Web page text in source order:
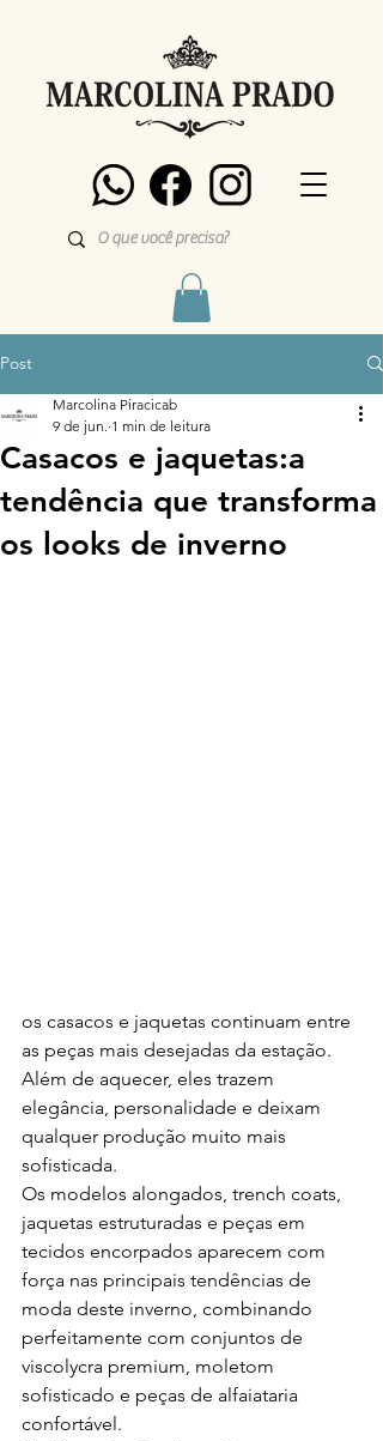
Post
Casacos e jaquetas:a
tendência que transforma
os looks de inverno
Marcolina Piracicab
9 de jun. 1 min de leitura
os casacos e jaquetas continuam entre
as peças mais desejadas da estação.
Além de aquecer, eles trazem
elegância, personalidade e deixam
qualquer produção muito mais
sofisticada.
Os modelos alongados, trench coats,
jaquetas estruturadas e peças em
tecidos encorpados aparecem com
força nas principais tendências de
moda deste inverno, combinando
perfeitamente com conjuntos de
viscolycra premium, moletom
sofisticado e peças de alfaiataria
confortável.